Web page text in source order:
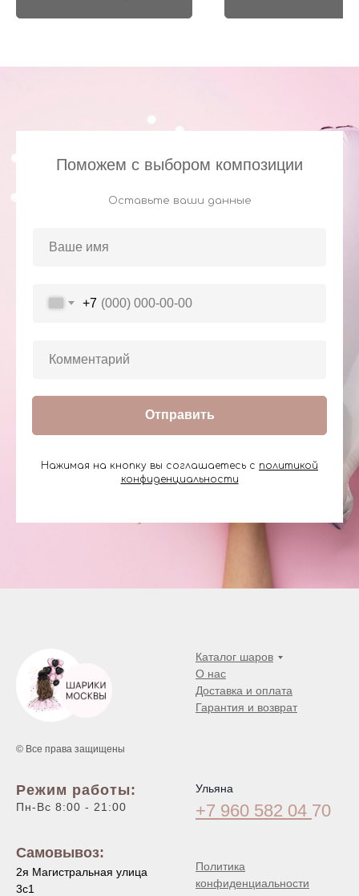
Поможем с выбором композиции
Оставьте ваши данные
+7
Отправить
Нажимая на кнопку вы соглашаетесь с политикой
конфиденциальности
© Все права защищены
Каталог шаров
О нас
Доставка и оплата
Гарантия и возврат
Режим работы:
Пн-Вс 8:00 - 21:00
Самовывоз:
2я Магистральная улица
3с1
Ульяна
+7 960 582 04 70
Политика
конфиденциальности